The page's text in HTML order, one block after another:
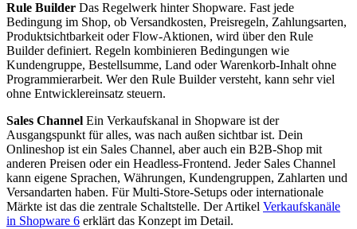
Rule Builder Das Regelwerk hinter Shopware. Fast jede
Bedingung im Shop, ob Versandkosten, Preisregeln, Zahlungsarten,
Produktsichtbarkeit oder Flow-Aktionen, wird über den Rule
Builder definiert. Regeln kombinieren Bedingungen wie
Kundengruppe, Bestellsumme, Land oder Warenkorb-Inhalt ohne
Programmierarbeit. Wer den Rule Builder versteht, kann sehr viel
ohne Entwicklereinsatz steuern.
Sales Channel Ein Verkaufskanal in Shopware ist der
Ausgangspunkt für alles, was nach außen sichtbar ist. Dein
Onlineshop ist ein Sales Channel, aber auch ein B2B-Shop mit
anderen Preisen oder ein Headless-Frontend. Jeder Sales Channel
kann eigene Sprachen, Währungen, Kundengruppen, Zahlarten und
Versandarten haben. Für Multi-Store-Setups oder internationale
Märkte ist das die zentrale Schaltstelle. Der Artikel Verkaufskanäle
in Shopware 6 erklärt das Konzept im Detail.